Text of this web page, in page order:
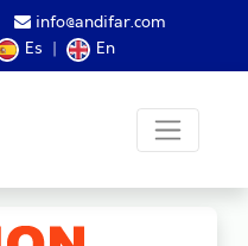
info@andifar.com
Es
En